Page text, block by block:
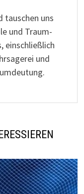
tauschen uns
und Traum-
einschließlich
und